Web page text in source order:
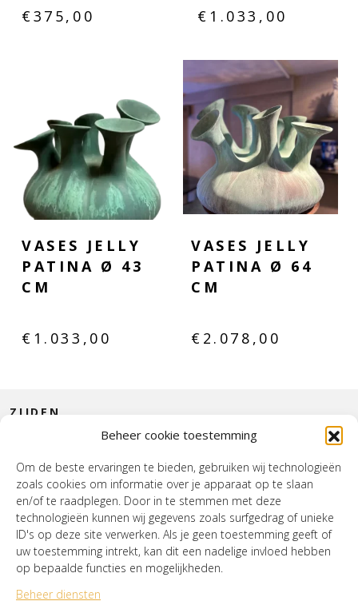
Beheer cookie toestemming
Om de beste ervaringen te bieden, gebruiken wij technologieën
zoals cookies om informatie over je apparaat op te slaan
en/of te raadplegen. Door in te stemmen met deze
technologieën kunnen wij gegevens zoals surfgedrag of unieke
ID's op deze site verwerken. Als je geen toestemming geeft of
uw toestemming intrekt, kan dit een nadelige invloed hebben
op bepaalde functies en mogelijkheden.
Beheer diensten
€375,00 € 1.033,00
VASES JELLY
PATINA Ø 43
CM
€ 1.033,00
VASES JELLY
PATINA Ø 64
CM
€ 2.078,00
HOUSE OF WURPEL
OPENINGSTIJDEN
ZIJDEN
INTERIEUR